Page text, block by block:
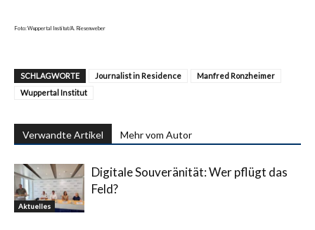
Foto: Wuppertal Institut/A. Riesenweber
SCHLAGWORTE Journalist in Residence
Manfred Ronzheimer
Wuppertal Institut
Verwandte Artikel Mehr vom Autor
Aktuelles
Digitale Souveränität: Wer pflügt das
Feld?